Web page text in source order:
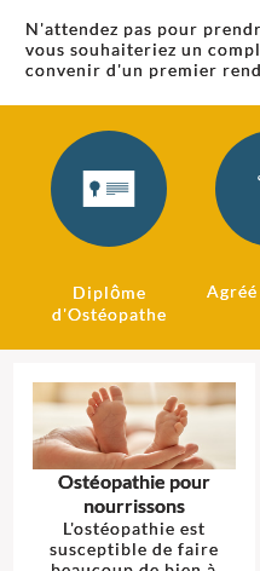
N'attendez pas pour
vous souhaiteriez un
convenir d'un premier
Diplôme
d'Ostéopathe
Ostéopathie pour
nourrissons
L'ostéopathie est
susceptible de faire